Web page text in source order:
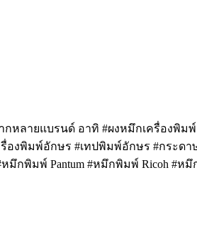
หลายแบรนด์ อาทิ #ผงหมึกเครื่องพิ
องพิมพ์อักษร #เทปพิมพ์อักษร #กระ
พิมพ์ Pantum #หมึกพิมพ์ Ricoh #หมึก